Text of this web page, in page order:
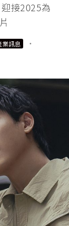
接2025為
業訊息
·